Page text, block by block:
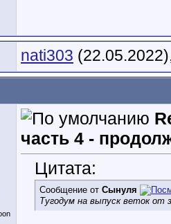
nati303
часть 4 -
Цитата:
Сообщение от Сынуля
Тугодум на выпуск веток от